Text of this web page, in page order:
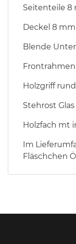
Seitenteile 8
Deckel 8
Blende
Holzgriff
Stehrost Glas
Holzfach mt
Im
Fläschchen